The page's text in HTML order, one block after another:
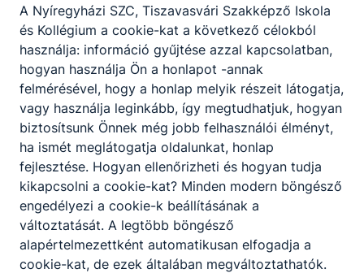
vannak az
emlékek. Az első
barátságok, a
közös nagy
nevetések, a
sikeres vizsgák
öröme és azok a
pillanatok,
amelyek
formálták és
felnőtté érlelték
őket. "Nem az a
fontos, hogy
merre tartasz,
hanem az, hogy
kikkel mész az
A Nyíregyházi SZC, Tiszavasvári Szakképző Iskola
és Kollégium a cookie-kat a következő célokból
használja: információ gyűjtése azzal kapcsolatban,
hogyan használja Ön a honlapot -annak
felmérésével, hogy a honlap melyik részeit látogatja,
vagy használja leginkább, így megtudhatjuk, hogyan
biztosítsunk Önnek még jobb felhasználói élményt,
ha ismét meglátogatja oldalunkat, honlap
fejlesztése. Hogyan ellenőrizheti és hogyan tudja
kikapcsolni a cookie-kat? Minden modern böngésző
engedélyezi a cookie-k beállításának a
változtatását. A legtöbb böngésző
alapértelmezettként automatikusan elfogadja a
cookie-kat, de ezek általában megváltoztathatók.